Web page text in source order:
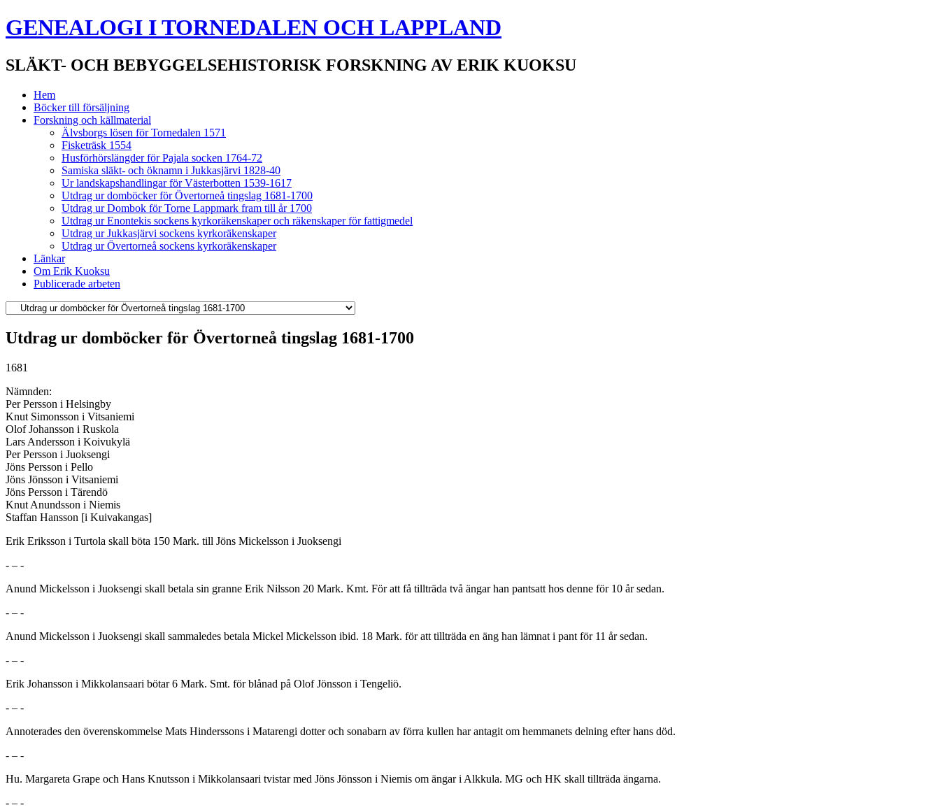
GENEALOGI I TORNEDALEN OCH LAPPLAND
SLÄKT- OCH BEBYGGELSEHISTORISK FORSKNING AV ERIK KUOKSU
Hem
Böcker till försäljning
Forskning och källmaterial
Älvsborgs lösen för Tornedalen 1571
Fisketräsk 1554
Husförhörslängder för Pajala socken 1764-72
Samiska släkt- och öknamn i Jukkasjärvi 1828-40
Ur landskapshandlingar för Västerbotten 1539-1617
Utdrag ur domböcker för Övertorneå tingslag 1681-1700
Utdrag ur Dombok för Torne Lappmark fram till år 1700
Utdrag ur Enontekis sockens kyrkoräkenskaper och räkenskaper för fattigmedel
Utdrag ur Jukkasjärvi sockens kyrkoräkenskaper
Utdrag ur Övertorneå sockens kyrkoräkenskaper
Länkar
Om Erik Kuoksu
Publicerade arbeten
Utdrag ur domböcker för Övertorneå tingslag 1681-1700
1681
Nämnden:
Per Persson i Helsingby
Knut Simonsson i Vitsaniemi
Olof Johansson i Ruskola
Lars Andersson i Koivukylä
Per Persson i Juoksengi
Jöns Persson i Pello
Jöns Jönsson i Vitsaniemi
Jöns Persson i Tärendö
Knut Anundsson i Niemis
Staffan Hansson [i Kuivakangas]
Erik Eriksson i Turtola skall böta 150 Mark. till Jöns Mickelsson i Juoksengi
- – -
Anund Mickelsson i Juoksengi skall betala sin granne Erik Nilsson 20 Mark. Kmt. För att få tillträda två ängar han pantsatt hos denne för 10 år sedan.
- – -
Anund Mickelsson i Juoksengi skall sammaledes betala Mickel Mickelsson ibid. 18 Mark. för att tillträda en äng han lämnat i pant för 11 år sedan.
- – -
Erik Johansson i Mikkolansaari bötar 6 Mark. Smt. för blånad på Olof Jönsson i Tengeliö.
- – -
Annoterades den överenskommelse Mats Hinderssons i Matarengi dotter och sonabarn av förra kullen har antagit om hemmanets delning efter hans död.
- – -
Hu. Margareta Grape och Hans Knutsson i Mikkolansaari tvistar med Jöns Jönsson i Niemis om ängar i Alkkula. MG och HK skall tillträda ängarna.
- – -